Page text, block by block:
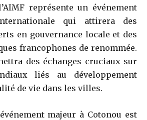
représente un événement
qui attirera des
en gouvernance locale et des
francophones de renommée.
des échanges cruciaux sur
liés au développement
de vie dans les villes.
majeur à Cotonou est